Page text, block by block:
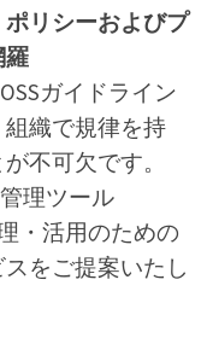
リシーおよびプ
羅
ガイドライン
織で規律を持
不可欠です。
理ツール
・活用のための
をご提案いたし